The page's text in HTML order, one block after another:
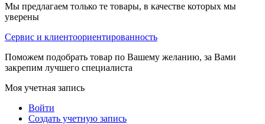
Мы предлагаем только те товары, в качестве которых мы
уверены
Сервис и клиентоориентированность
Поможем подобрать товар по Вашему желанию, за Вами
закрепим лучшего специалиста
Моя учетная запись
Войти
Создать учетную запись